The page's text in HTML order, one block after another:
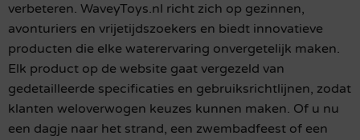
verbeteren. WaveyToys.nl richt zich op gezinnen,
avonturiers en vrijetijdszoekers en biedt innovatieve
producten die elke waterervaring onvergetelijk maken.
Elk product op de website gaat vergezeld van
gedetailleerde specificaties en gebruiksrichtlijnen, zodat
klanten weloverwogen keuzes kunnen maken. Of u nu
een dagje naar het strand, een zwembadfeest of een